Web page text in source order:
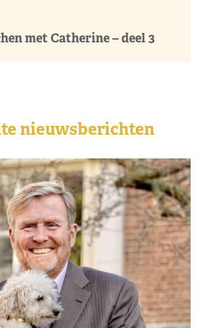
met Catherine – deel 3
nieuwsberichten